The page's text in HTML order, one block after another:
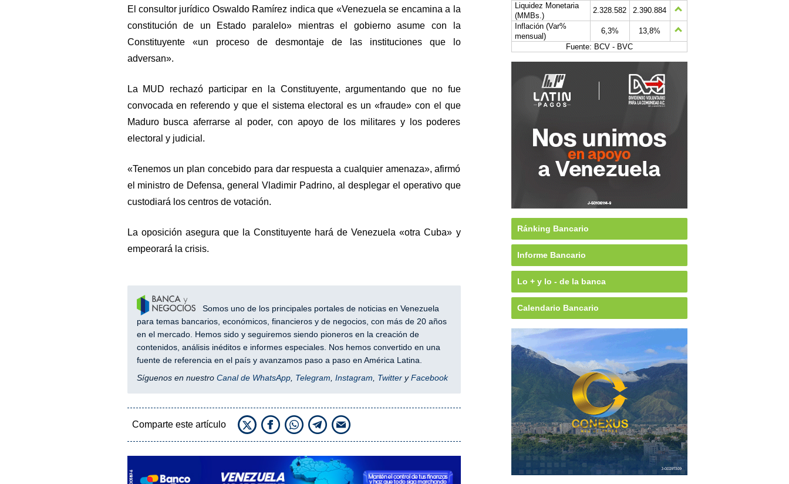
El consultor jurídico Oswaldo Ramírez indica que «Venezuela se encamina a la
constitución de un Estado paralelo» mientras el gobierno asume con la
Constituyente «un proceso de desmontaje de las instituciones que lo
adversan».
La MUD rechazó participar en la Constituyente, argumentando que no fue
convocada en referendo y que el sistema electoral es un «fraude» con el que
Maduro busca aferrarse al poder, con apoyo de los militares y los poderes
electoral y judicial.
«Tenemos un plan concebido para dar respuesta a cualquier amenaza», afirmó
el ministro de Defensa, general Vladimir Padrino, al desplegar el operativo que
custodiará los centros de votación.
La oposición asegura que la Constituyente hará de Venezuela «otra Cuba» y
empeorará la crisis.
Somos uno de los principales portales de noticias en Venezuela
para temas bancarios, económicos, financieros y de negocios, con más de 20 años
en el mercado. Hemos sido y seguiremos siendo pioneros en la creación de
contenidos, análisis inéditos e informes especiales. Nos hemos convertido en una
fuente de referencia en el país y avanzamos paso a paso en América Latina.
Síguenos en nuestro Canal de WhatsApp, Telegram Instagram TwitteryFacebook
Comparte este artículo
Liquidez Monetaria
(MMBs.)
2.328.582
2.390.884
Inflación (Var%
mensual)
6,3%
13,8%
Fuente: BCV - BVC
Ránking Bancario
Informe Bancario
Lo + y lo - de la banca
Calendario Bancario